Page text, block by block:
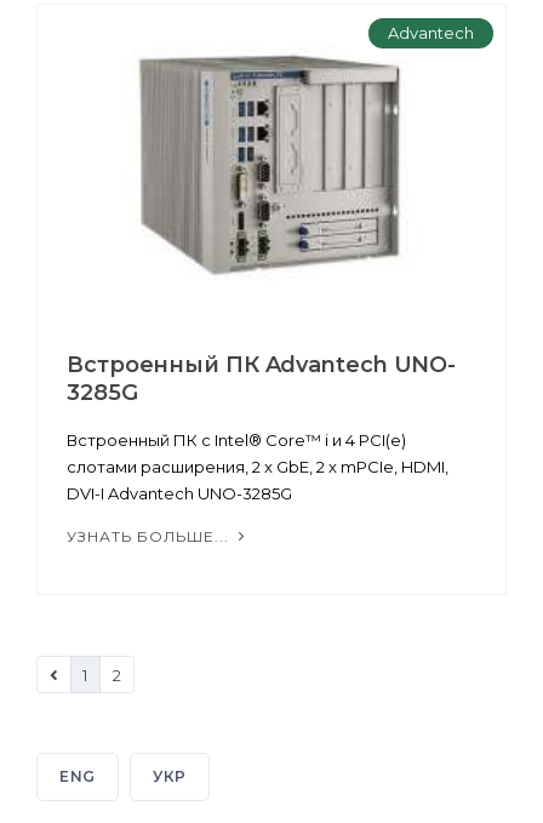
Advantech
Встроенный ПК Advantech UNO-
3285G
Встроенный ПК с Intel® Core™ i и 4 PCI(e)
слотами расширения, 2 x GbE, 2 x mPCIe, HDMI,
DVI-I Advantech UNO-3285G
УЗНАТЬ БОЛЬШЕ...
1 2
ENG УКР